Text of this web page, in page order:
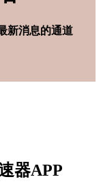
新消息的通道
器APP